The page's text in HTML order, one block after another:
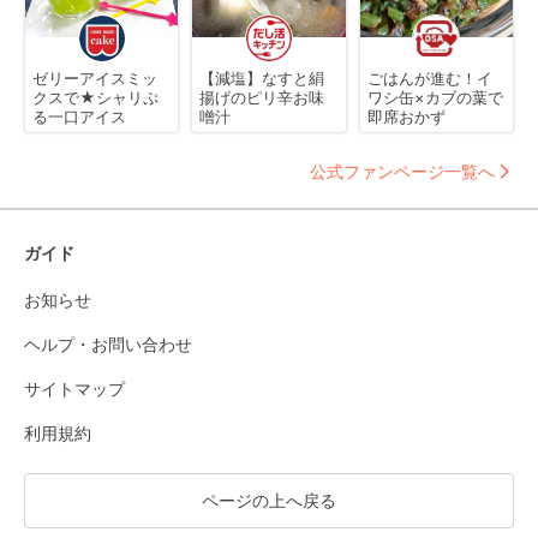
ゼリーアイスミッ
クスで★シャリぷ
る一口アイス
【減塩】なすと絹
揚げのピリ辛お味
噌汁
ごはんが進む！イ
ワシ缶×カブの葉で
即席おかず
公式ファンページ一覧へ
ガイド
お知らせ
ヘルプ・お問い合わせ
サイトマップ
利用規約
ページの上へ戻る